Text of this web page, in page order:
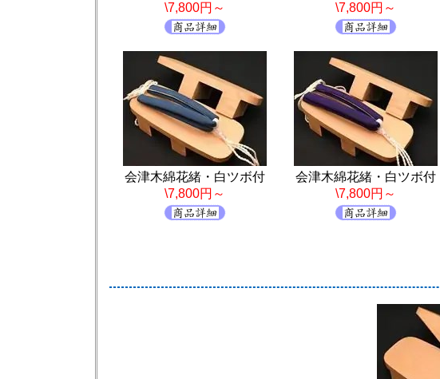
\7,800円～
\7,800円～
会津木綿花緒・白ツボ付
\7,800円～
会津木綿花緒・白ツボ付
\7,800円～